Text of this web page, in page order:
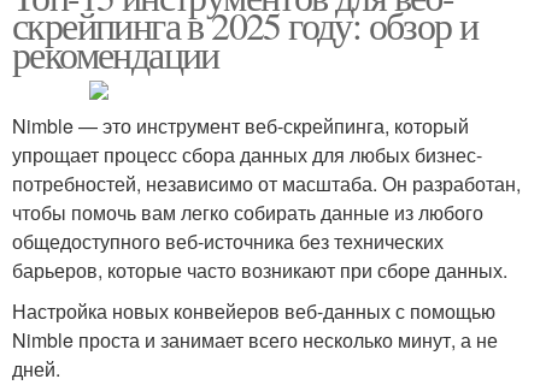
скрейпинга в 2025 году: обзор и
рекомендации
Nimble — это инструмент веб-скрейпинга, который
упрощает процесс сбора данных для любых бизнес-
потребностей, независимо от масштаба. Он разработан,
чтобы помочь вам легко собирать данные из любого
общедоступного веб-источника без технических
барьеров, которые часто возникают при сборе данных.
Настройка новых конвейеров веб-данных с помощью
Nimble проста и занимает всего несколько минут, а не
дней.